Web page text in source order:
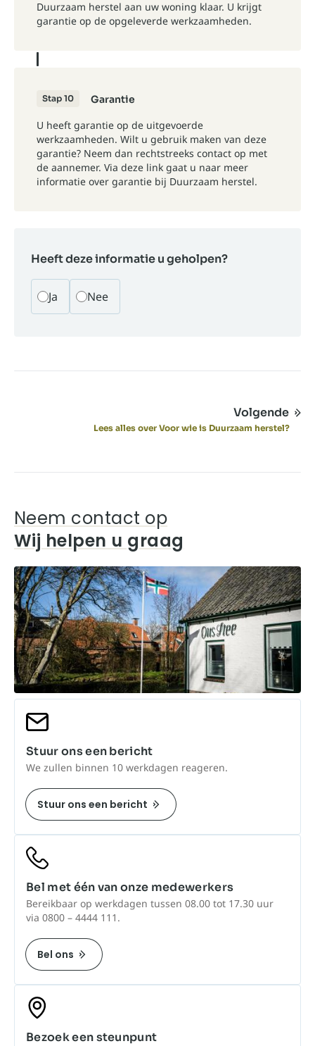
Duurzaam herstel aan uw woning klaar. U krijgt
garantie op de opgeleverde werkzaamheden.
Stap 10 Garantie
U heeft garantie op de uitgevoerde
werkzaamheden. Wilt u gebruik maken van deze
garantie? Neem dan rechtstreeks contact op met
de aannemer. Via deze link gaat u naar meer
informatie over garantie bij Duurzaam herstel.
Heeft deze informatie u geholpen?
Ja Nee
Volgende
Lees alles over Voor wie is Duurzaam herstel?
Neem contact op
Wij helpen u graag
Stuur ons een bericht
We zullen binnen 10 werkdagen reageren.
Stuur ons een bericht
Bel met één van onze medewerkers
Bereikbaar op werkdagen tussen 08.00 tot 17.30 uur
via 0800 – 4444 111.
Bel ons
Bezoek een steunpunt